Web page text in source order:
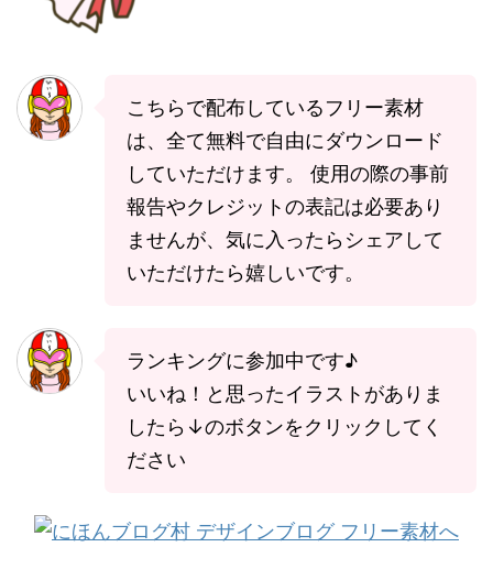
こちらで配布しているフリー素材
は、全て無料で自由にダウンロード
していただけます。 使用の際の事前
報告やクレジットの表記は必要あり
ませんが、気に入ったらシェアして
いただけたら嬉しいです。
ランキングに参加中です♪
いいね！と思ったイラストがありま
したら↓のボタンをクリックしてく
ださい